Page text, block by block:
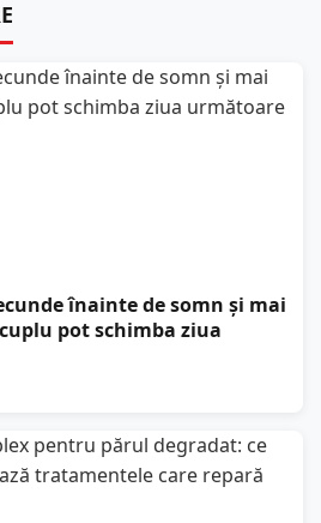
înainte de somn și mai
pot schimba ziua